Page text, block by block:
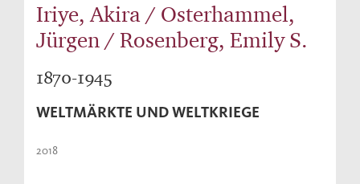
Iriye, Akira / Osterhammel,
Jürgen / Rosenberg, Emily S.
1870-1945
WELTMÄRKTE UND WELTKRIEGE
2018